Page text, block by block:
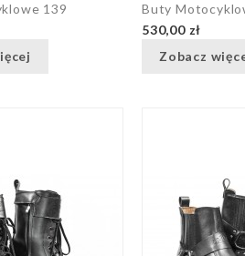
139
Buty
530,00 zł
Zobacz